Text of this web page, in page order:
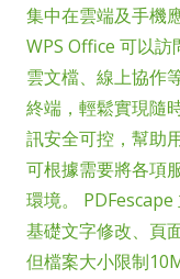
集中在雲端及手機
WPS Office 可以訪
雲文檔、線上協作
終端，輕鬆實現隨
訊安全可控，幫助
可根據需要將各項
環境。
基礎文字修改、頁
但檔案大小限制